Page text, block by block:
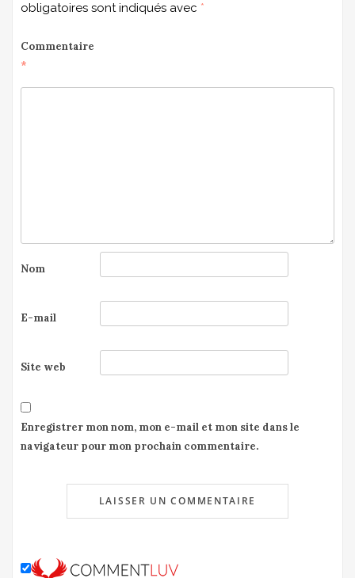
obligatoires sont indiqués avec *
Commentaire
*
Nom
E-mail
Site web
Enregistrer mon nom, mon e-mail et mon site dans le
navigateur pour mon prochain commentaire.